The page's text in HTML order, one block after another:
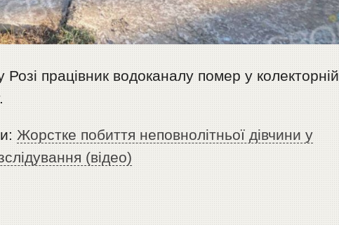
працівник водоканалу помер у колекторній
Жорстке побиття неповнолітньої дівчини у
(відео)